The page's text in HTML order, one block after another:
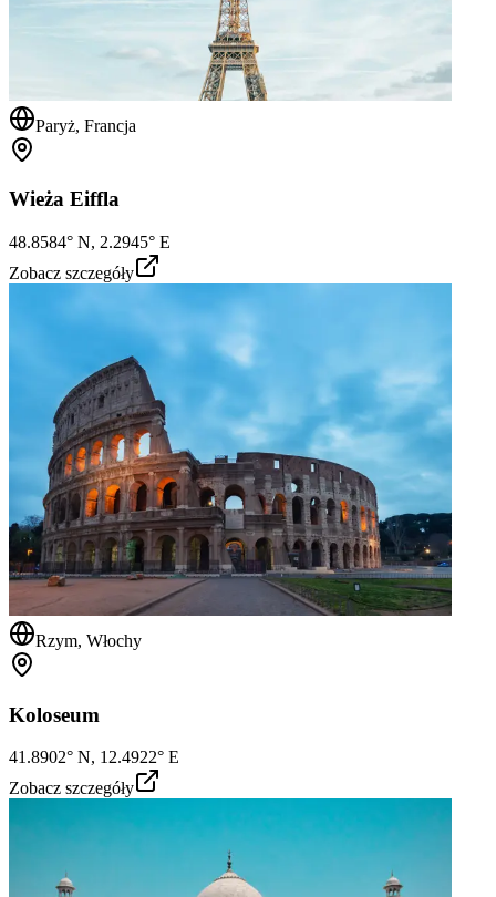
Paryż, Francja
Wieża Eiffla
48.8584° N, 2.2945° E
Zobacz szczegóły
Rzym, Włochy
Koloseum
41.8902° N, 12.4922° E
Zobacz szczegóły